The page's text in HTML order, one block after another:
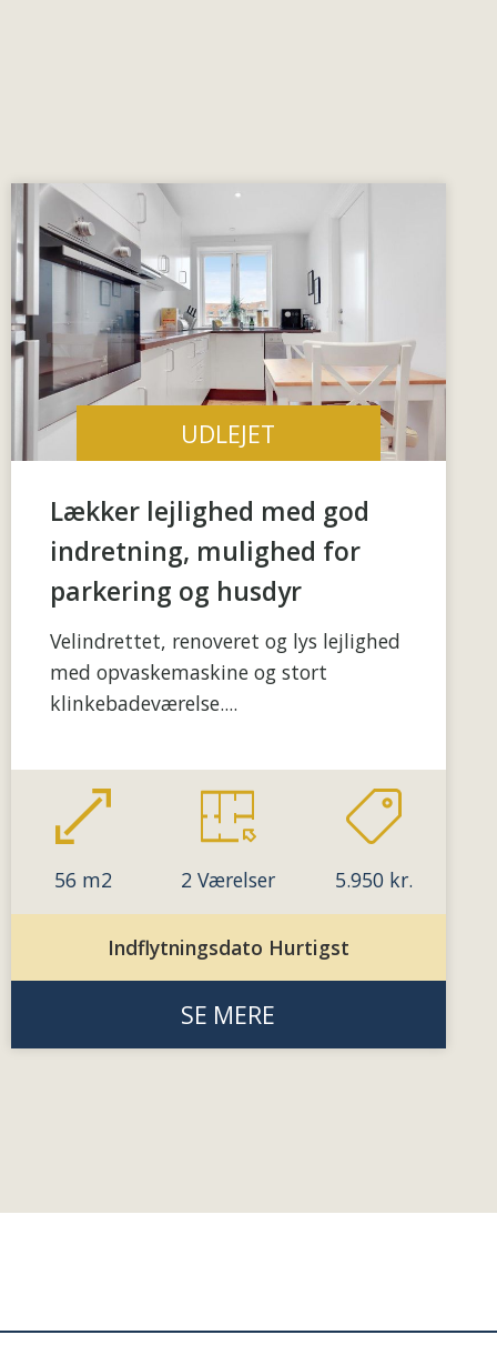
UDLEJET
Lækker lejlighed med god
indretning, mulighed for
parkering og husdyr
Velindrettet, renoveret og lys lejlighed
med opvaskemaskine og stort
klinkebadeværelse....
56 m2 2 Værelser 5.950 kr.
Indflytningsdato Hurtigst
SE MERE